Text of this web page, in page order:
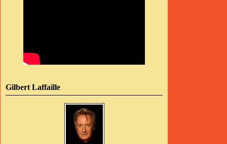
Gilbert Laffaille